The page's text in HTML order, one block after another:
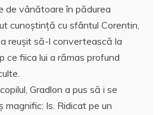
de vânătoare în pădurea
cunoştinţă cu sfântul Corentin,
reuşit să-l convertească la
ce fiica lui a rămas profund
Gradlon a pus să i se
magnific: Is. Ridicat pe un